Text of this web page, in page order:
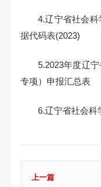
4.辽宁省社会
据代码表(2023)
5.2023年度辽
专项）申报汇总表
6.辽宁省社会科
上一篇